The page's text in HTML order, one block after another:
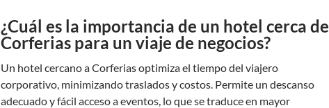
¿Cuál es la importancia de un hotel cerca de
Corferias para un viaje de negocios?
Un hotel cercano a Corferias optimiza el tiempo del viajero
corporativo, minimizando traslados y costos. Permite un descanso
adecuado y fácil acceso a eventos, lo que se traduce en mayor